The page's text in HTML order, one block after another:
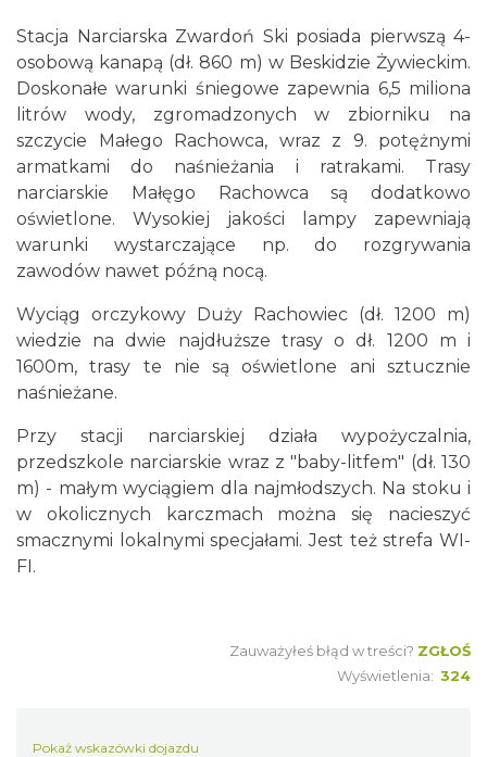
Stacja Narciarska Zwardoń Ski posiada pierwszą 4-
osobową kanapą (dł. 860 m) w Beskidzie Żywieckim.
Doskonałe warunki śniegowe zapewnia 6,5 miliona
litrów wody, zgromadzonych w zbiorniku na
szczycie Małego Rachowca, wraz z 9. potężnymi
armatkami do naśnieżania i ratrakami. Trasy
narciarskie Małęgo Rachowca są dodatkowo
oświetlone. Wysokiej jakości lampy zapewniają
warunki wystarczające np. do rozgrywania
zawodów nawet późną nocą.
Wyciąg orczykowy Duży Rachowiec (dł. 1200 m)
wiedzie na dwie najdłuższe trasy o dł. 1200 m i
1600m, trasy te nie są oświetlone ani sztucznie
naśnieżane.
Przy stacji narciarskiej działa wypożyczalnia,
przedszkole narciarskie wraz z "baby-litfem" (dł. 130
m) - małym wyciągiem dla najmłodszych. Na stoku i
w okolicznych karczmach można się nacieszyć
smacznymi lokalnymi specjałami. Jest też strefa WI-
FI.
Zauważyłeś błąd w treści? ZGŁOŚ
Wyświetlenia: 324
Pokaż wskazówki dojazdu